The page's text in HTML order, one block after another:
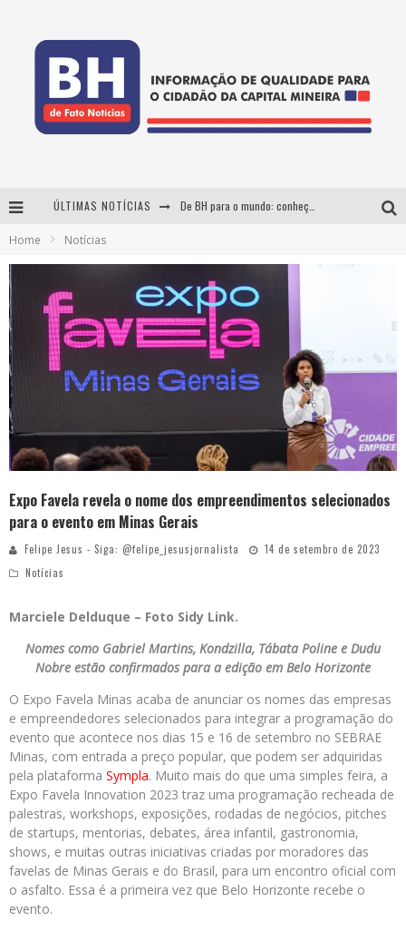
ÚLTIMAS NOTÍCIAS
Home Notícias
Expo Favela revela o nome dos empreendimentos selecionados
para o evento em Minas Gerais
Felipe Jesus - Siga: @felipe_jesusjornalista
14 de setembro de 2023
Notícias
Marciele Delduque – Foto Sidy Link.
Nomes como Gabriel Martins, Kondzilla, Tábata Poline e Dudu
Nobre estão confirmados para a edição em Belo Horizonte
O Expo Favela Minas acaba de anunciar os nomes das empresas
e empreendedores selecionados para integrar a programação do
evento que acontece nos dias 15 e 16 de setembro no SEBRAE
Minas, com entrada a preço popular, que podem ser adquiridas
pela plataforma Sympla. Muito mais do que uma simples feira, a
Expo Favela Innovation 2023 traz uma programação recheada de
palestras, workshops, exposições, rodadas de negócios, pitches
de startups, mentorias, debates, área infantil, gastronomia,
shows, e muitas outras iniciativas criadas por moradores das
favelas de Minas Gerais e do Brasil, para um encontro oficial com
o asfalto. Essa é a primeira vez que Belo Horizonte recebe o
evento.